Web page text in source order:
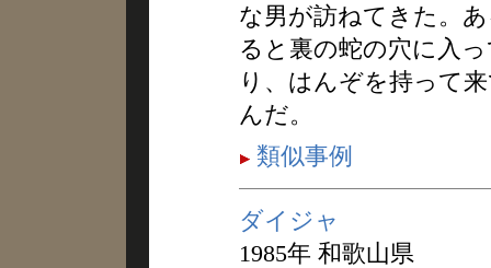
な男が訪ねてきた。
ると裏の蛇の穴に入
り、はんぞを持って
んだ。
類似事例
ダイジャ
1985年 和歌山県